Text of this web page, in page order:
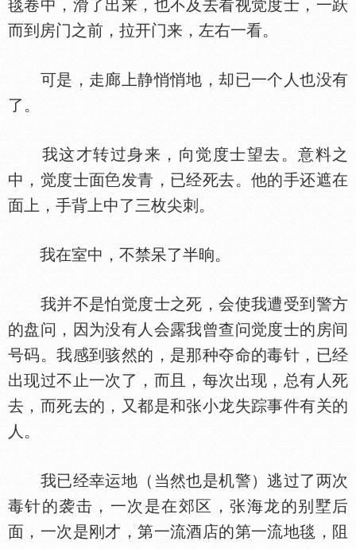
毯卷中，滑了出来，也不及去看视觉度士，一跃
而到房门之前，拉开门来，左右一看。
可是，走廊上静悄悄地，却已一个人也没有
了。
我这才转过身来，向觉度士望去。意料之
中，觉度士面
发青，已经死去。他的手还遮在
面上，手背上中了三枚尖刺。
我在室中，不禁呆了半晌。
我并不是怕觉度士之死，会使我遭受到警方
的盘问，因为没有人会露我曾查问觉度士的房间
号码。我感到骇然的，是那种夺命的毒针，已经
出现过不止一次了，而且，每次出现，总有人死
去，而死去的，又都是和张小龙失踪事件有关的
人。
我已经幸运地（当然也是机警）逃过了两次
毒针的袭击，一次是在郊区，张海龙的别墅后
面，一次是刚才，第一流酒店的第一流地毯，阻